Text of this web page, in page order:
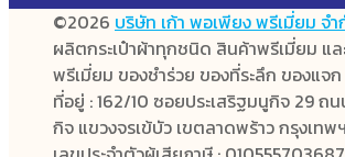
©2026 บริษัท เก้า พอเพียง พรีเมี่ยม จ
ผลิตกระเป๋าผ้าทุกชนิด สินค้าพรีเมี่ยม แล
พรีเมี่ยม ของชำร่วย ของที่ระลึก ของแจก
ที่อยู่ : 162/10 ซอยประเสริฐมนูกิจ 29 ถน
กิจ แขวงจรเข้บัว เขตลาดพร้าว กรุงเทพ